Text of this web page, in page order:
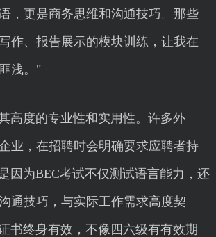
，更是商务思维和沟通技巧。那些
作、报告展示的模块训练，让我在
浅。"
高度的专业性和实用性。许多外
业，在招聘时会明确要求应聘者持
因为BEC考试不仅测试语言能力，还
通技巧，与实际工作需求高度契
书终身有效，不像四六级有有效期